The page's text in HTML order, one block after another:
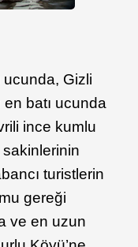
ucunda, Gizli
batı ucunda
ince kumlu
turistlerin
gereği
ve en uzun